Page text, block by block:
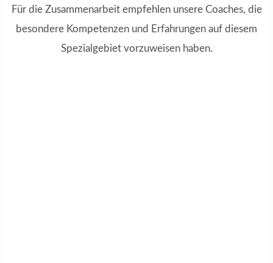
Für die Zusammenarbeit empfehlen unsere Coaches, die
besondere Kompetenzen und Erfahrungen auf diesem
Spezialgebiet vorzuweisen haben.